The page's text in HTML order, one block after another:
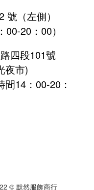
（左側）
00-20：00）
路四段101號
光夜市)
間14：00-20：
© 默然服飾商行